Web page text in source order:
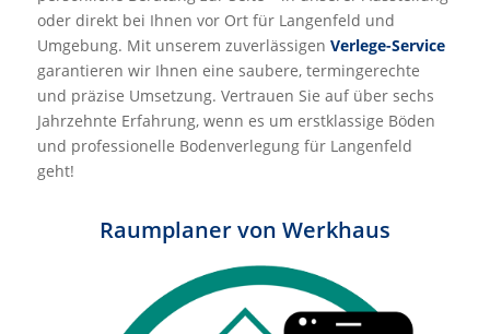
oder direkt bei Ihnen vor Ort für Langenfeld und
Umgebung. Mit unserem zuverlässigen Verlege-Service
garantieren wir Ihnen eine saubere, termingerechte
und präzise Umsetzung. Vertrauen Sie auf über sechs
Jahrzehnte Erfahrung, wenn es um erstklassige Böden
und professionelle Bodenverlegung für Langenfeld
geht!
Raumplaner von Werkhaus